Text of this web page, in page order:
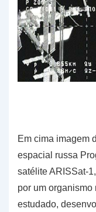
Em cima imagem
espacial russa
satélite ARISSat-
por um
estudado,